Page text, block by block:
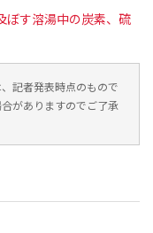
ぼす溶湯中の炭素、硫
記者発表時点のもので
がありますのでご了承